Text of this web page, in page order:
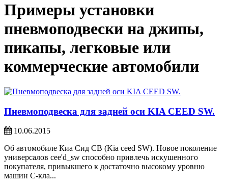
Примеры установки
пневмоподвески на джипы,
пикапы, легковые или
коммерческие автомобили
Пневмоподвеска для задней оси KIA CEED SW.
10.06.2015
Об автомобиле Киа Сид СВ (Kia ceed SW). Новое поколение
универсалов cee'd_sw способно привлечь искушенного
покупателя, привыкшего к достаточно высокому уровню
машин С-кла...